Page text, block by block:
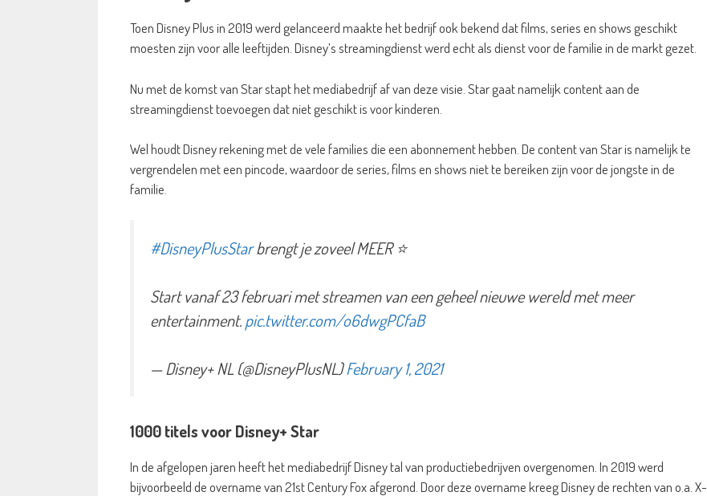
Toen Disney Plus in 2019 werd gelanceerd maakte het bedrijf ook bekend dat films, series en shows geschikt
moesten zijn voor alle leeftijden. Disney’s streamingdienst werd echt als dienst voor de familie in de markt gezet.
Nu met de komst van Star stapt het mediabedrijf af van deze visie. Star gaat namelijk content aan de
streamingdienst toevoegen dat niet geschikt is voor kinderen.
Wel houdt Disney rekening met de vele families die een abonnement hebben. De content van Star is namelijk te
vergrendelen met een pincode, waardoor de series, films en shows niet te bereiken zijn voor de jongste in de
familie.
#DisneyPlusStarbrengt je zoveel MEER ⭐️
Start vanaf 23 februari met streamen van een geheel nieuwe wereld met meer
entertainment.pic.twitter.com/o6dwgPCfaB
— Disney+ NL (@DisneyPlusNL)February 1, 2021
1000 titels voor Disney+ Star
In de afgelopen jaren heeft het mediabedrijf Disney tal van productiebedrijven overgenomen. In 2019 werd
bijvoorbeeld de overname van 21st Century Fox afgerond. Door deze overname kreeg Disney de rechten van o.a. X-